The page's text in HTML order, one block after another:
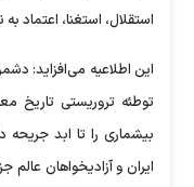
استقلال، استغنا،
این اطلاعیه می‌افزاید:
توطئه تروریستی تاریخ
بیشماری را تا ابد
ایران و آزادیخواهان